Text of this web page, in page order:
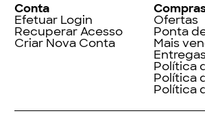
Conta
Efetuar Login
Recuperar Acesso
Criar Nova Conta
Ofertas
Ponta
Mais
Política
Política
Política